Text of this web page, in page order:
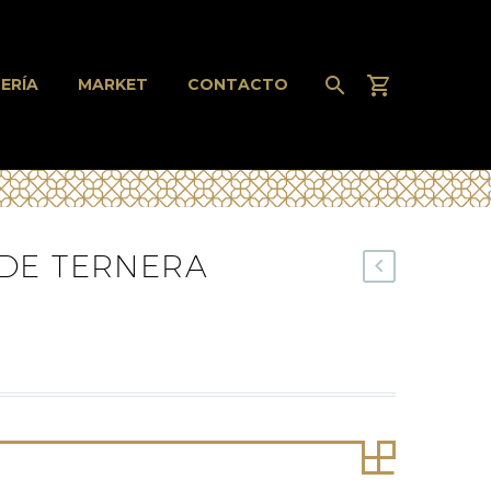
MARKET CONTACTO
TERNERA